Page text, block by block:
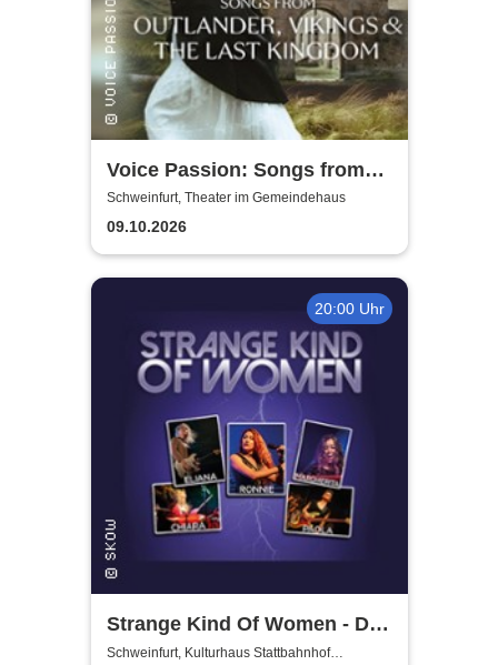
Voice Passion: Songs from
Outlander, Vikings & The Last
Kingdom
Schweinfurt, Theater im Gemeindehaus
09.10.2026
20:00 Uhr
Strange Kind Of Women - Die
einzigen weiblichen Deep
Schweinfurt, Kulturhaus Stattbahnhof